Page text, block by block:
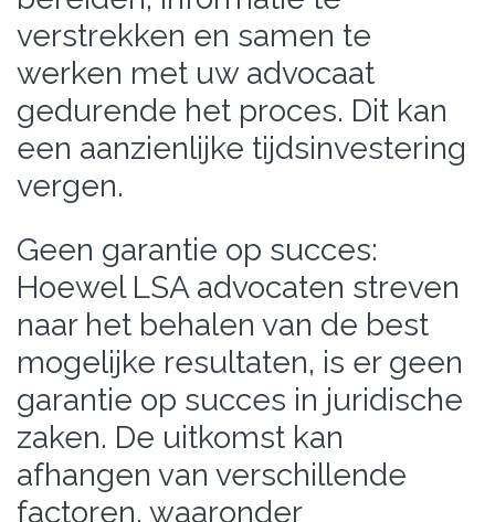
verstrekken en samen te
werken met uw advocaat
gedurende het proces. Dit kan
een aanzienlijke tijdsinvestering
vergen.
Geen garantie op succes:
Hoewel LSA advocaten streven
naar het behalen van de best
mogelijke resultaten, is er geen
garantie op succes in juridische
zaken. De uitkomst kan
afhangen van verschillende
factoren, waaronder